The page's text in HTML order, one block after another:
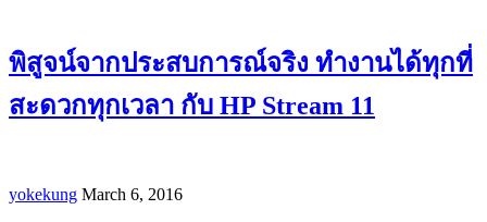
พิสูจน์จากประสบการณ์จริง ทำงานได้ทุกที่
สะดวกทุกเวลา กับ HP Stream 11
yokekung March 6, 2016